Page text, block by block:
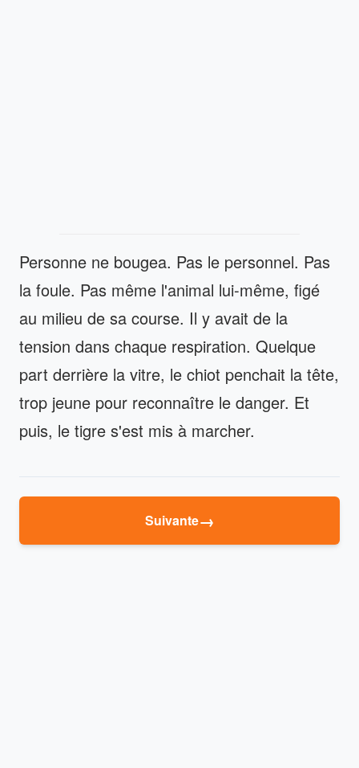
Personne ne bougea. Pas le personnel. Pas
la foule. Pas même l'animal lui-même, figé
au milieu de sa course. Il y avait de la
tension dans chaque respiration. Quelque
part derrière la vitre, le chiot penchait la tête,
trop jeune pour reconnaître le danger. Et
puis, le tigre s'est mis à marcher.
Suivante→